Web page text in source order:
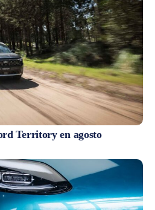
Territory en agosto